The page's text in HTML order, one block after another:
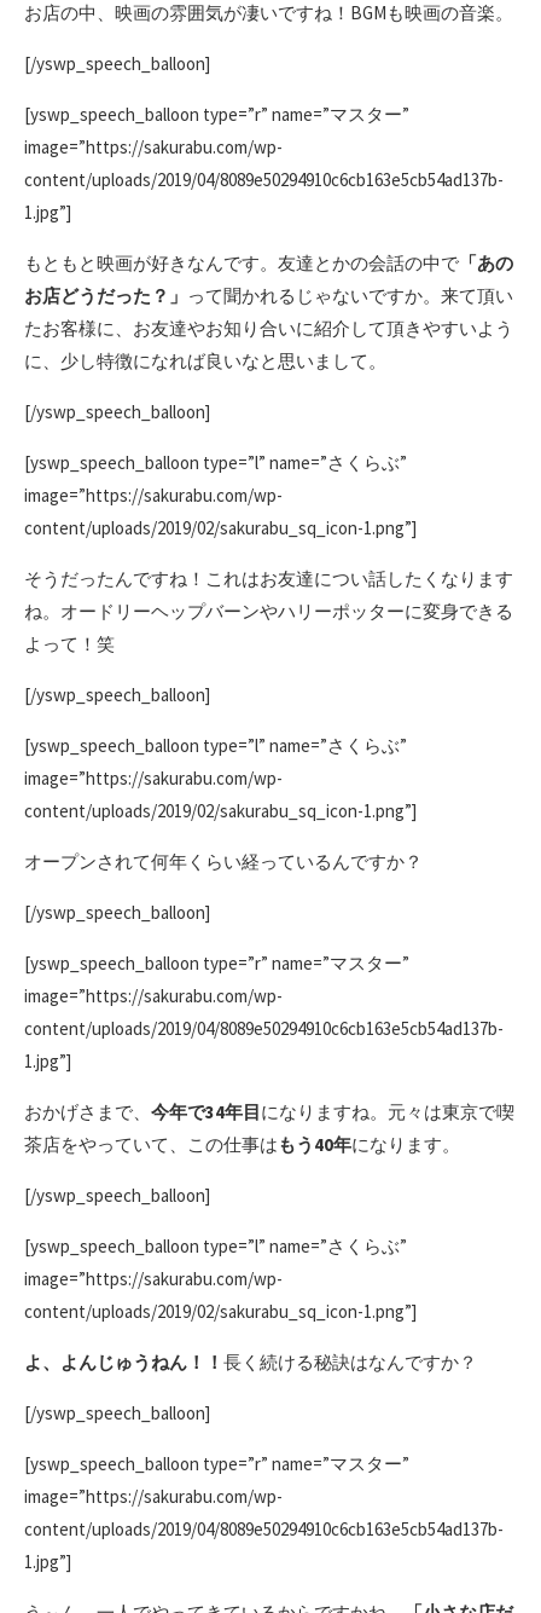
お店の中、映画の雰囲気が凄いですね！BGMも映画の音楽。
[/yswp_speech_balloon]
[yswp_speech_balloon type=”r” name=”マスター”
image=”https://sakurabu.com/wp-
content/uploads/2019/04/8089e50294910c6cb163e5cb54ad137b-
1.jpg”]
もともと映画が好きなんです。友達とかの会話の中で 「あの
お店どうだった？」 って聞かれるじゃないですか。来て頂い
たお客様に、お友達やお知り合いに紹介して頂きやすいよう
に、少し特徴になれば良いなと思いまして。
[/yswp_speech_balloon]
[yswp_speech_balloon type=”l” name=”さくらぶ”
image=”https://sakurabu.com/wp-
content/uploads/2019/02/sakurabu_sq_icon-1.png”]
そうだったんですね！これはお友達につい話したくなります
ね。オードリーヘップバーンやハリーポッターに変身できる
よって！笑
[/yswp_speech_balloon]
[yswp_speech_balloon type=”l” name=”さくらぶ”
image=”https://sakurabu.com/wp-
content/uploads/2019/02/sakurabu_sq_icon-1.png”]
オープンされて何年くらい経っているんですか？
[/yswp_speech_balloon]
[yswp_speech_balloon type=”r” name=”マスター”
image=”https://sakurabu.com/wp-
content/uploads/2019/04/8089e50294910c6cb163e5cb54ad137b-
1.jpg”]
おかげさまで、 今年で34年目になりますね。元々は東京で喫
茶店をやっていて、この仕事はもう40年になります。
[/yswp_speech_balloon]
[yswp_speech_balloon type=”l” name=”さくらぶ”
image=”https://sakurabu.com/wp-
content/uploads/2019/02/sakurabu_sq_icon-1.png”]
よ、よんじゅうねん！！ 長く続ける秘訣はなんですか？
[/yswp_speech_balloon]
[yswp_speech_balloon type=”r” name=”マスター”
image=”https://sakurabu.com/wp-
content/uploads/2019/04/8089e50294910c6cb163e5cb54ad137b-
1.jpg”]